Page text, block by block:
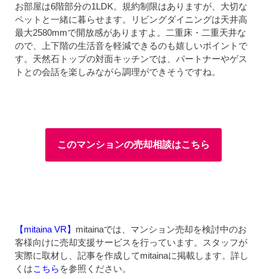
お部屋は6階部分の1LDK。規約制限はありますが、大切な
ペットと一緒に暮らせます。リビングダイニングは天井高
最大2580mmで開放感がありますよ。二重床・二重天井な
ので、上下階の生活音を軽減できるのも嬉しいポイントで
す。天然石トップの対面キッチンでは、パートナーやゲス
トとの会話を楽しみながら調理ができそうですね。
このマンションの売却相談はこちら
【mitaina VR】 mitainaでは、マンション売却を検討中のお
客様向けに売却支援サービスを行っています。スタッフが
実際に取材し、記事を作成してmitainaに掲載します。詳し
くはこちら を参照ください。